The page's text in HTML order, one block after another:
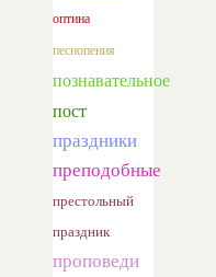
оптина
песнопения
познавательное
пост
праздники
преподобные
престольный
праздник
проповеди